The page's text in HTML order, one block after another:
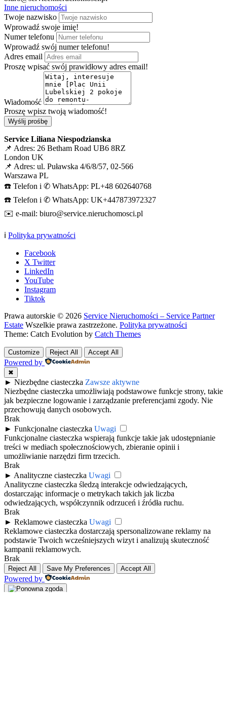
Inne nieruchomości
Twoje nazwisko
Wprowadź swoje imię!
Numer telefonu
Wprowadź swój numer telefonu!
Adres email
Proszę wpisać swój prawidłowy adres email!
Wiadomość
Proszę wpisz twoją wiadomość!
Wyślij prośbę
Service Liliana Niespodzianska
📌 Adres: 26 Betham Road UB6 8RZ
London UK
📌 Adres: ul. Puławska 4/6/8/57, 02-566
Warszawa PL
☎️ Telefon i ✆ WhatsApp: PL+48 602640768
☎️ Telefon i ✆ WhatsApp: UK+447873972327
✉️ e-mail: biuro@service.nieruchomosci.pl
ℹ️ Polityka prywatności
Facebook
X Twitter
LinkedIn
YouTube
Instagram
Tiktok
Prawa autorskie © 2026 Service Nieruchomości – Service Partner
Estate Wszelkie prawa zastrzeżone. Polityka prywatności
Theme: Catch Evolution by Catch Themes
Customize Reject All Accept All
Powered by
✖
► Niezbędne ciasteczka Zawsze aktywne
Niezbędne ciasteczka umożliwiają podstawowe funkcje strony, takie
jak bezpieczne logowanie i zarządzanie preferencjami zgody. Nie
przechowują danych osobowych.
Brak
► Funkcjonalne ciasteczka Uwagi
Funkcjonalne ciasteczka wspierają funkcje takie jak udostępnianie
treści w mediach społecznościowych, zbieranie opinii i
umożliwianie narzędzi firm trzecich.
Brak
► Analityczne ciasteczka Uwagi
Analityczne ciasteczka śledzą interakcje odwiedzających,
dostarczając informacje o metrykach takich jak liczba
odwiedzających, współczynnik odrzuceń i źródła ruchu.
Brak
► Reklamowe ciasteczka Uwagi
Reklamowe ciasteczka dostarczają spersonalizowane reklamy na
podstawie Twoich wcześniejszych wizyt i analizują skuteczność
kampanii reklamowych.
Brak
Reject All Save My Preferences Accept All
Powered by